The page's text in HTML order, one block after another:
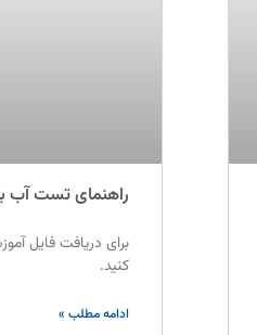
راهنمای تست آب
برای دریافت فایل
کنید.
ادامه مطلب »